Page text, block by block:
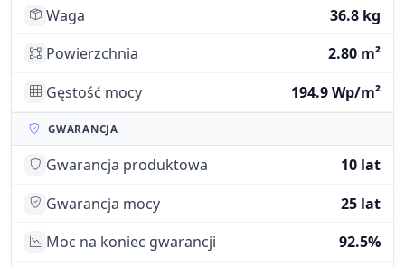
Waga
36.8 kg
Powierzchnia
2.80 m²
Gęstość mocy
194.9 Wp/m²
GWARANCJA
Gwarancja produktowa
10 lat
Gwarancja mocy
25 lat
Moc na koniec gwarancji
92.5%